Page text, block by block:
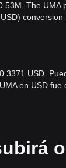
The UMA
conversion
USD.
en USD